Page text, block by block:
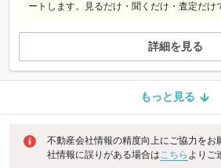
ートします。見るだけ・聞くだけ・査定だけ
詳細を見る
もっと見る
不動産会社情報の精度向上にご協力をお
社情報に誤りがある場合はこちら よりご